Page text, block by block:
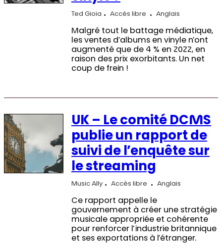
Ted Gioia Accès libre Anglais
Malgré tout le battage médiatique,
les ventes d’albums en vinyle n’ont
augmenté que de 4 % en 2022, en
raison des prix exorbitants. Un net
coup de frein !
UK – Le comité DCMS
publie un rapport de
suivi de l’enquête sur
le streaming
Music Ally Accès libre Anglais
Ce rapport appelle le
gouvernement à créer une stratégie
musicale appropriée et cohérente
pour renforcer l’industrie britannique
et ses exportations à l’étranger.